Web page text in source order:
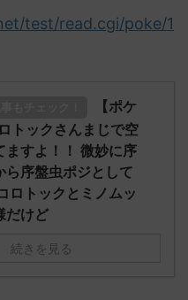
test/read.cgi/poke/1
【ポケ
トックさんまじで空
ますよ！！ 微妙に序
ら序盤虫ポジとして
ロトックとミノムッ
だけど
続きを見る